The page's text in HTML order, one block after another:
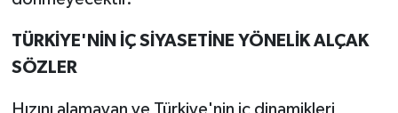
TÜRKİYE'NİN İÇ SİYASETİNE YÖNELİK ALÇAK
SÖZLER
Hızını alamayan ve Türkiye'nin iç dinamikleri